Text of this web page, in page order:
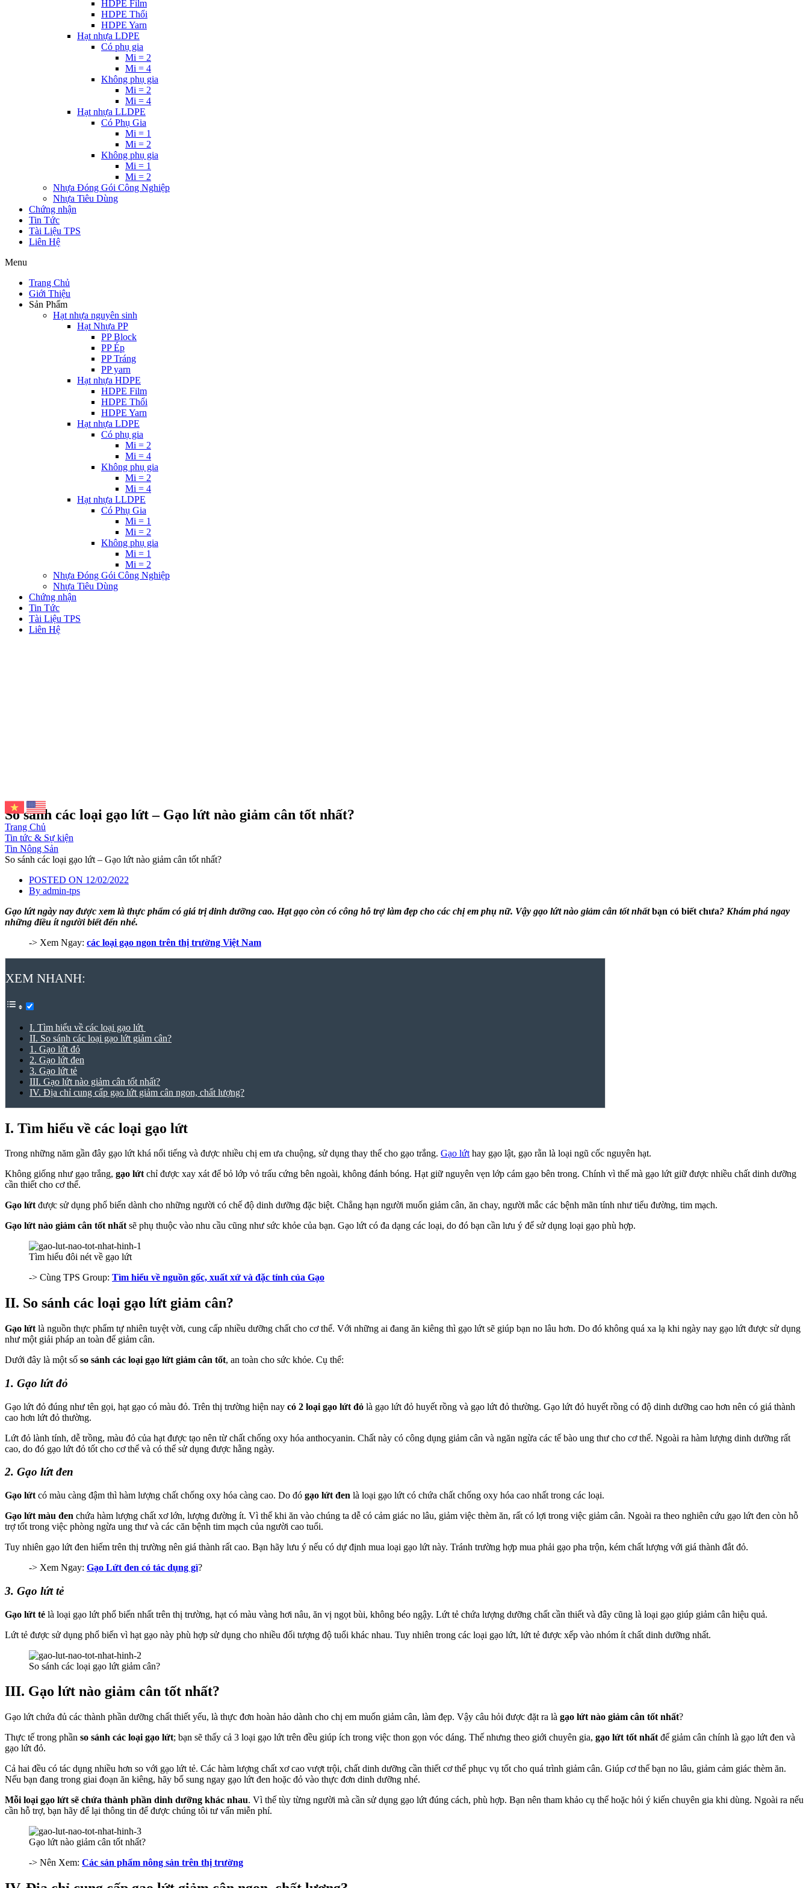
HDPE Film
HDPE Thổi
HDPE Yarn
Hạt nhựa LDPE
Có phụ gia
Mi = 2
Mi = 4
Không phụ gia
Mi = 2
Mi = 4
Hạt nhựa LLDPE
Có Phụ Gia
Mi = 1
Mi = 2
Không phụ gia
Mi = 1
Mi = 2
Nhựa Đóng Gói Công Nghiệp
Nhựa Tiêu Dùng
Chứng nhận
Tin Tức
Tài Liệu TPS
Liên Hệ
Menu
Trang Chủ
Giới Thiệu
Sản Phẩm
Hạt nhựa nguyên sinh
Hạt Nhựa PP
PP Block
PP Ép
PP Tráng
PP yarn
Hạt nhựa HDPE
HDPE Film
HDPE Thổi
HDPE Yarn
Hạt nhựa LDPE
Có phụ gia
Mi = 2
Mi = 4
Không phụ gia
Mi = 2
Mi = 4
Hạt nhựa LLDPE
Có Phụ Gia
Mi = 1
Mi = 2
Không phụ gia
Mi = 1
Mi = 2
Nhựa Đóng Gói Công Nghiệp
Nhựa Tiêu Dùng
Chứng nhận
Tin Tức
Tài Liệu TPS
Liên Hệ
So sánh các loại gạo lứt – Gạo lứt nào giảm cân tốt nhất?
Trang Chủ
Tin tức & Sự kiện
Tin Nông Sản
So sánh các loại gạo lứt – Gạo lứt nào giảm cân tốt nhất?
POSTED ON 12/02/2022
By admin-tps
Gạo lứt ngày nay được xem là thực phẩm có giá trị dinh dưỡng cao. Hạt gạo còn có công hỗ trợ làm đẹp cho các chị em phụ nữ. Vậy gạo lứt nào giảm cân tốt nhấtbạn có biết chưa? Khám phá ngay
những điều ít người biết đến nhé.
-> Xem Ngay: các loại gạo ngon trên thị trường Việt Nam
XEM NHANH:
I. Tìm hiểu về các loại gạo lứt
II. So sánh các loại gạo lứt giảm cân?
1. Gạo lứt đỏ
2. Gạo lứt đen
3. Gạo lứt tẻ
III. Gạo lứt nào giảm cân tốt nhất?
IV. Địa chỉ cung cấp gạo lứt giảm cân ngon, chất lượng?
I. Tìm hiểu về các loại gạo lứt
Trong những năm gần đây gạo lứt khá nổi tiếng và được nhiều chị em ưa chuộng, sử dụng thay thế cho gạo trắng. Gạo lứthay gạo lật, gạo rằn là loại ngũ cốc nguyên hạt.
Không giống như gạo trắng, gạo lứtchỉ được xay xát để bỏ lớp vỏ trấu cứng bên ngoài, không đánh bóng. Hạt giữ nguyên vẹn lớp cám gạo bên trong. Chính vì thế mà gạo lứt giữ được nhiều chất dinh dưỡng
cần thiết cho cơ thể.
Gạo lứtđược sử dụng phổ biến dành cho những người có chế độ dinh dưỡng đặc biệt. Chẳng hạn người muốn giảm cân, ăn chay, người mắc các bệnh mãn tính như tiểu đường, tim mạch.
Gạo lứt nào giảm cân tốt nhấtsẽ phụ thuộc vào nhu cầu cũng như sức khỏe của bạn. Gạo lứt có đa dạng các loại, do đó bạn cần lưu ý để sử dụng loại gạo phù hợp.
Tìm hiểu đôi nét về gạo lứt
-> Cùng TPS Group: Tìm hiểu về nguồn gốc, xuất xứ và đặc tính của Gạo
II. So sánh các loại gạo lứt giảm cân?
Gạo lứt là nguồn thực phẩm tự nhiên tuyệt vời, cung cấp nhiều dưỡng chất cho cơ thể. Với những ai đang ăn kiêng thì gạo lứt sẽ giúp bạn no lâu hơn. Do đó không quá xa lạ khi ngày nay gạo lứt được sử dụng
như một giải pháp an toàn để giảm cân.
Dưới đây là một số so sánh các loại gạo lứt giảm cân tốt, an toàn cho sức khỏe. Cụ thể:
1. Gạo lứt đỏ
Gạo lứt đỏ đúng như tên gọi, hạt gạo có màu đỏ. Trên thị trường hiện nay có 2 loại gạo lứt đỏ là gạo lứt đỏ huyết rồng và gạo lứt đỏ thường. Gạo lứt đỏ huyết rồng có độ dinh dưỡng cao hơn nên có giá thành
cao hơn lứt đỏ thường.
Lứt đỏ lành tính, dễ trồng, màu đỏ của hạt được tạo nên từ chất chống oxy hóa anthocyanin. Chất này có công dụng giảm cân và ngăn ngừa các tế bào ung thư cho cơ thể. Ngoài ra hàm lượng dinh dưỡng rất
cao, do đó gạo lứt đỏ tốt cho cơ thể và có thể sử dụng được hằng ngày.
2. Gạo lứt đen
Gạo lứt có màu càng đậm thì hàm lượng chất chống oxy hóa càng cao. Do đó gạo lứt đen là loại gạo lứt có chứa chất chống oxy hóa cao nhất trong các loại.
Gạo lứt màu đen chứa hàm lượng chất xơ lớn, lượng đường ít. Vì thế khi ăn vào chúng ta dễ có cảm giác no lâu, giảm việc thèm ăn, rất có lợi trong việc giảm cân. Ngoài ra theo nghiên cứu gạo lứt đen còn hỗ
trợ tốt trong việc phòng ngừa ung thư và các căn bệnh tim mạch của người cao tuổi.
Tuy nhiên gạo lứt đen hiếm trên thị trường nên giá thành rất cao. Bạn hãy lưu ý nếu có dự định mua loại gạo lứt này. Tránh trường hợp mua phải gạo pha trộn, kém chất lượng với giá thành đắt đỏ.
-> Xem Ngay: Gạo Lứt đen có tác dụng gì?
3. Gạo lứt tẻ
Gạo lứt tẻ là loại gạo lứt phổ biến nhất trên thị trường, hạt có màu vàng hơi nâu, ăn vị ngọt bùi, không béo ngậy. Lứt tẻ chứa lượng dưỡng chất cần thiết và đây cũng là loại gạo giúp giảm cân hiệu quả.
Lứt tẻ được sử dụng phổ biến vì hạt gạo này phù hợp sử dụng cho nhiều đối tượng độ tuổi khác nhau. Tuy nhiên trong các loại gạo lứt, lứt tẻ được xếp vào nhóm ít chất dinh dưỡng nhất.
So sánh các loại gạo lứt giảm cân?
III. Gạo lứt nào giảm cân tốt nhất?
Gạo lứt chứa đủ các thành phần dưỡng chất thiết yếu, là thực đơn hoàn hảo dành cho chị em muốn giảm cân, làm đẹp. Vậy câu hỏi được đặt ra là gạo lứt nào giảm cân tốt nhất?
Thực tế trong phần so sánh các loại gạo lứt; bạn sẽ thấy cả 3 loại gạo lứt trên đều giúp ích trong việc thon gọn vóc dáng. Thế nhưng theo giới chuyên gia, gạo lứt tốt nhất để giảm cân chính là gạo lứt đen và
gạo lứt đỏ.
Cả hai đều có tác dụng nhiều hơn so với gạo lứt tẻ. Các hàm lượng chất xơ cao vượt trội, chất dinh dưỡng cần thiết cơ thể phục vụ tốt cho quá trình giảm cân. Giúp cơ thể bạn no lâu, giảm cảm giác thèm ăn.
Nếu bạn đang trong giai đoạn ăn kiêng, hãy bổ sung ngay gạo lứt đen hoặc đỏ vào thực đơn dinh dưỡng nhé.
Mỗi loại gạo lứt sẽ chứa thành phần dinh dưỡng khác nhau. Vì thế tùy từng người mà cần sử dụng gạo lứt đúng cách, phù hợp. Bạn nên tham khảo cụ thể hoặc hỏi ý kiến chuyên gia khi dùng. Ngoài ra nếu
cần hỗ trợ, bạn hãy để lại thông tin để được chúng tôi tư vấn miễn phí.
Gạo lứt nào giảm cân tốt nhất?
-> Nên Xem: Các sản phẩm nông sản trên thị trường